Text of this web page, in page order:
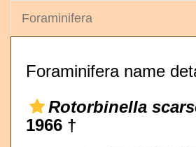
Foraminifera
Foraminifera name
Rotorbinella
1966 †